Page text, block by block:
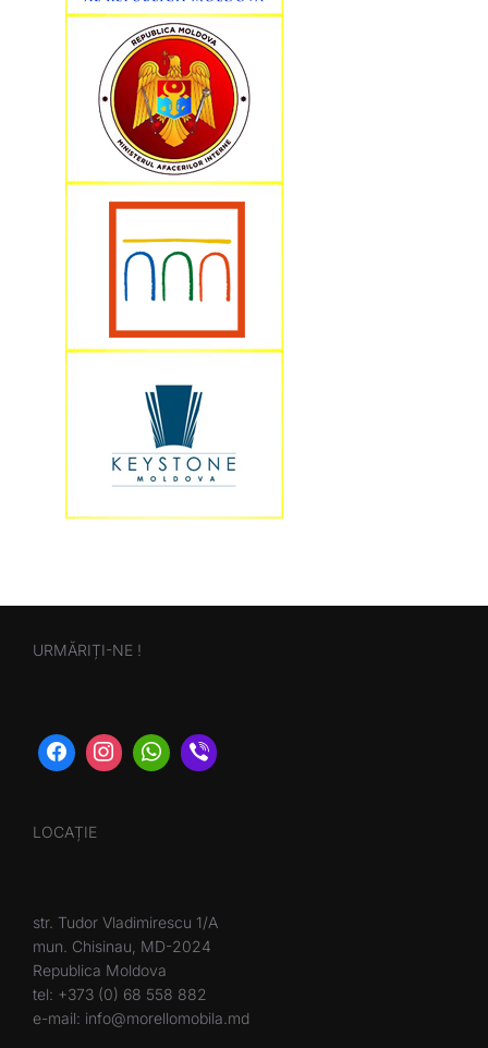
URMĂRIȚI-NE !
LOCAȚIE
str. Tudor Vladimirescu 1/A
mun. Chisinau, MD-2024
Republica Moldova
tel: +373 (0) 68 558 882
e-mail: info@morellomobila.md